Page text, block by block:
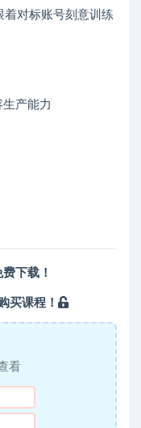
对标账号刻意训练
产能力
费下载！
买课程！
看